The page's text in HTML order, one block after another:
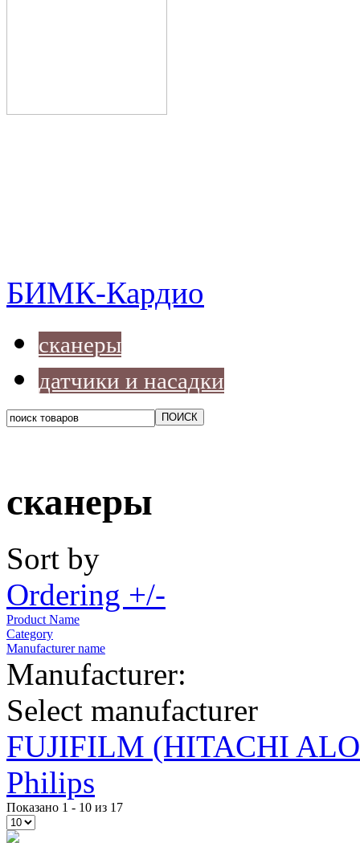
БИМК-Кардио
сканеры
датчики и насадки
сканеры
Sort by
Ordering +/-
Product Name
Category
Manufacturer name
Manufacturer:
Select manufacturer
FUJIFILM (HITACHI
Philips
Показано 1 - 10 из 17